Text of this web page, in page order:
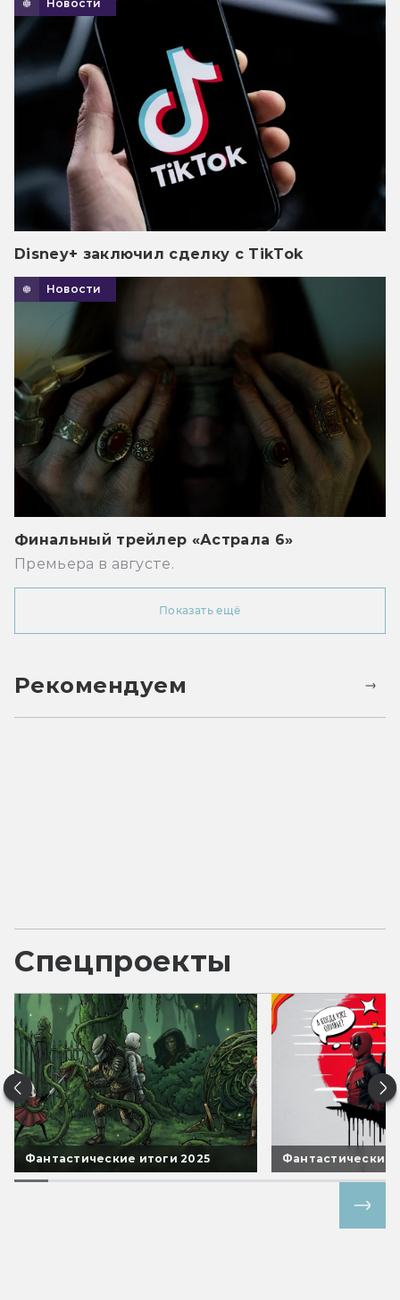
Новости
Disney+ заключил сделку с TikTok
Новости
Финальный трейлер «Астрала 6»
Премьера в августе.
Показать ещё
Рекомендуем
Спецпроекты
Фантастические итоги 2025 Фантастические